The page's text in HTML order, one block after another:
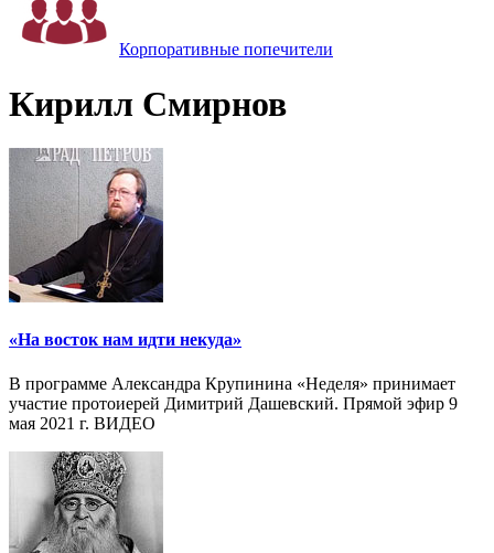
Корпоративные попечители
Кирилл Смирнов
«На восток нам идти некуда»
В программе Александра Крупинина «Неделя» принимает
участие протоиерей Димитрий Дашевский. Прямой эфир 9
мая 2021 г. ВИДЕО